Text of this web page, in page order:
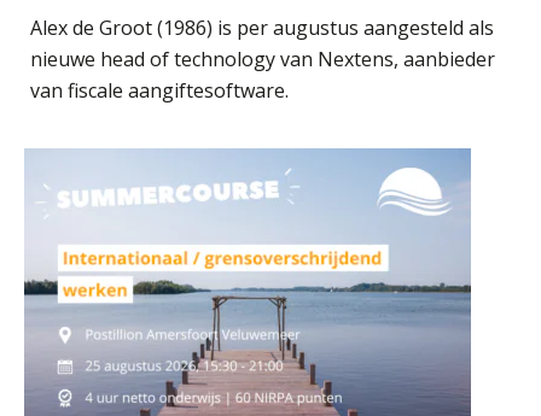
Alex de Groot (1986) is per augustus aangesteld als
nieuwe head of technology van Nextens, aanbieder
van fiscale aangiftesoftware.Bob van Leeuwen
Hans Tabak